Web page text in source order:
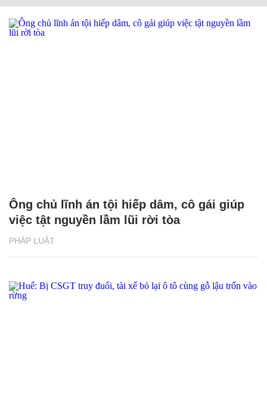
PHÁP LUẬT
Ông chủ lĩnh án tội hiếp dâm, cô gái giúp
việc tật nguyền lầm lũi rời tòa